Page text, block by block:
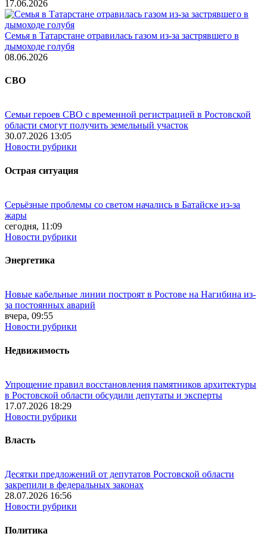
17.06.2026
Семья в Татарстане отравилась газом из-за застрявшего в
дымоходе голубя
08.06.2026
СВО
Семьи героев СВО с временной регистрацией в Ростовской
области смогут получить земельный участок
30.07.2026 13:05
Новости рубрики
Острая ситуация
Серьёзные проблемы со светом начались в Батайске из-за
жары
сегодня, 11:09
Новости рубрики
Энергетика
Новые кабельные линии построят в Ростове на Нагибина из-
за постоянных аварий
вчера, 09:55
Новости рубрики
Недвижимость
Упрощение правил восстановления памятников архитектуры
в Ростовской области обсудили депутаты и эксперты
17.07.2026 18:29
Новости рубрики
Власть
Десятки предложений от депутатов Ростовской области
закрепили в федеральных законах
28.07.2026 16:56
Новости рубрики
Политика